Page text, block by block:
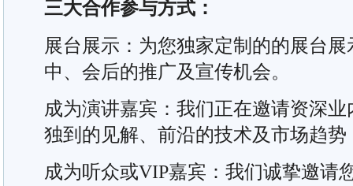
三大合作参与方式：
展台展示：为您独家定制的的展台
中、会后的推广及宣传机会。
成为演讲嘉宾：我们正在邀请资深
独到的见解、前沿的技术及市场趋
成为听众或VIP嘉宾：我们诚挚邀请